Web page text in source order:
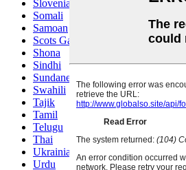
Slovenian
Somali
Samoan
Scots Gaelic
Shona
Sindhi
Sundanese
Swahili
Tajik
Tamil
Telugu
Thai
Ukrainian
Urdu